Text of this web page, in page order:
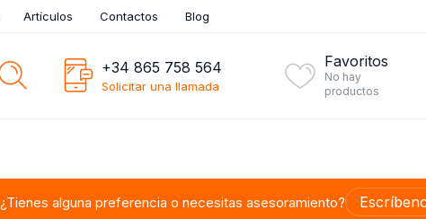
Artículos Contactos Blog
+34 865 758 564
Solicitar una llamada
Favoritos
No hay
productos
¿Tienes alguna preferencia o necesitas asesoramiento?